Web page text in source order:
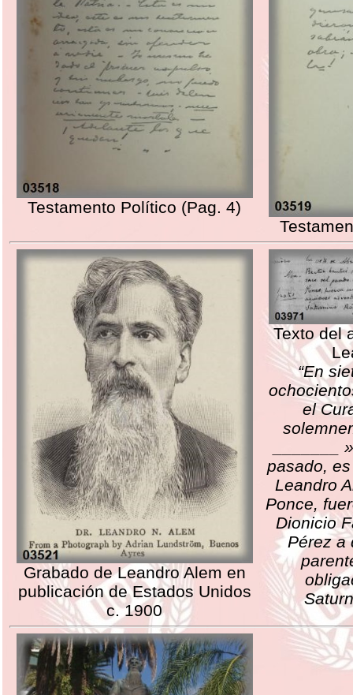
Testamento Político (Pag. 4)
Grabado de Leandro Alem en
publicación de Estados Unidos
c. 1900
Texto del
“En
el
_______
pasado,
Leandro
Ponce,
Dionicio
Pérez a